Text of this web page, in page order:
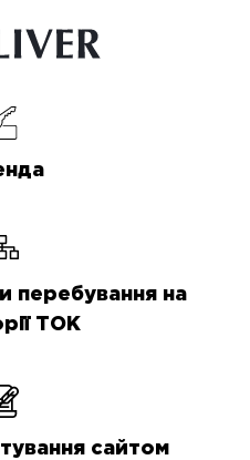
перебування на
ТОК
сайтом